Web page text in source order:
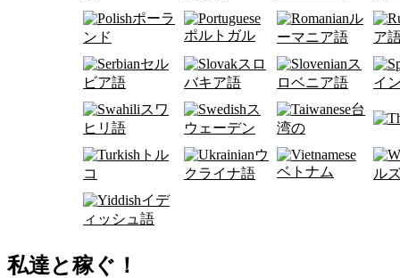
ポーラ
ンド
ポルトガル
ル
ーマニア語
ア
セル
ビア語
スロ
バキア語
ス
ロベニア語
イ
スワ
ヒリ語
ス
ウェーデン
台
湾の
トル
コ
ウ
クライナ語
ベトナム
ル
イデ
ィッシュ語
私達と稼ぐ！